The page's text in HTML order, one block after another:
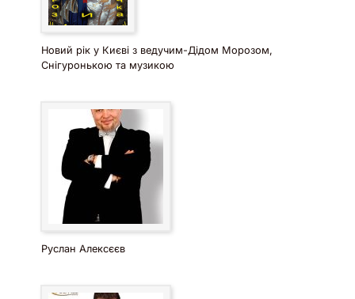
Новий рік у Києві з ведучим-Дідом Морозом,
Снігуронькою та музикою
Руслан Алексєєв